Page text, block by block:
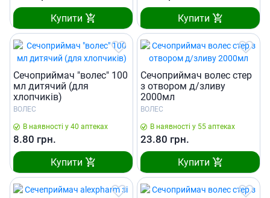
Купити Купити
Сечоприймач "волес" 100
мл дитячий (для
хлопчикiв)
ВОЛЕС
В наявності у 40 аптеках
8.80 грн.
Купити
Сечоприймач волес стер
з отвором д/зливу
2000мл
ВОЛЕС
В наявності у 55 аптеках
23.80 грн.
Купити